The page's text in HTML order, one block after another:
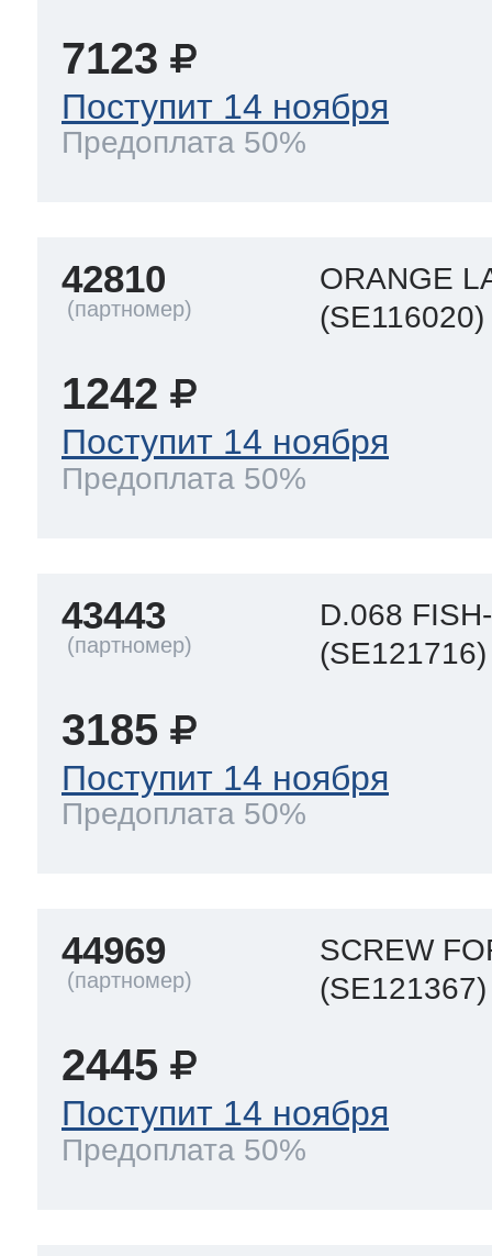
7123
Поступит 14 ноября
Предоплата 50%
42810
ORANGE
(SE116020)
1242
Поступит 14 ноября
Предоплата 50%
43443
D.068
(SE121716)
3185
Поступит 14 ноября
Предоплата 50%
44969
SCREW
(SE121367)
2445
Поступит 14 ноября
Предоплата 50%